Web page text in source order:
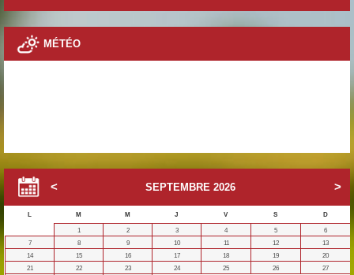
MÉTÉO
SEPTEMBRE 2026
L M M J V S
D
1
2 3 4 5
6
7
8 9 10 11 12
13
14
15 16 17 18 19
20
21
22 23 24 25 26
27